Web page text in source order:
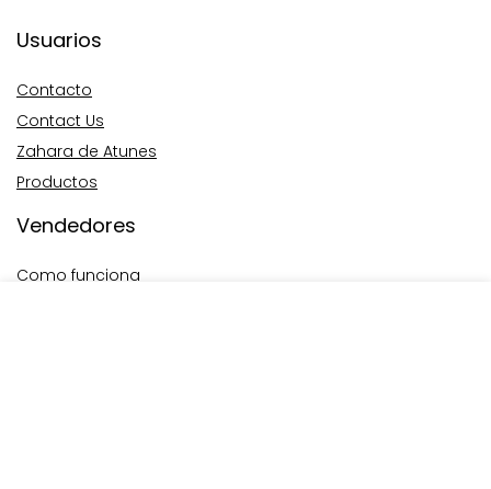
Usuarios
Contacto
Contact Us
Zahara de Atunes
Productos
Vendedores
Como funciona